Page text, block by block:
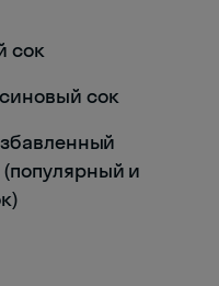
сок
сок
и